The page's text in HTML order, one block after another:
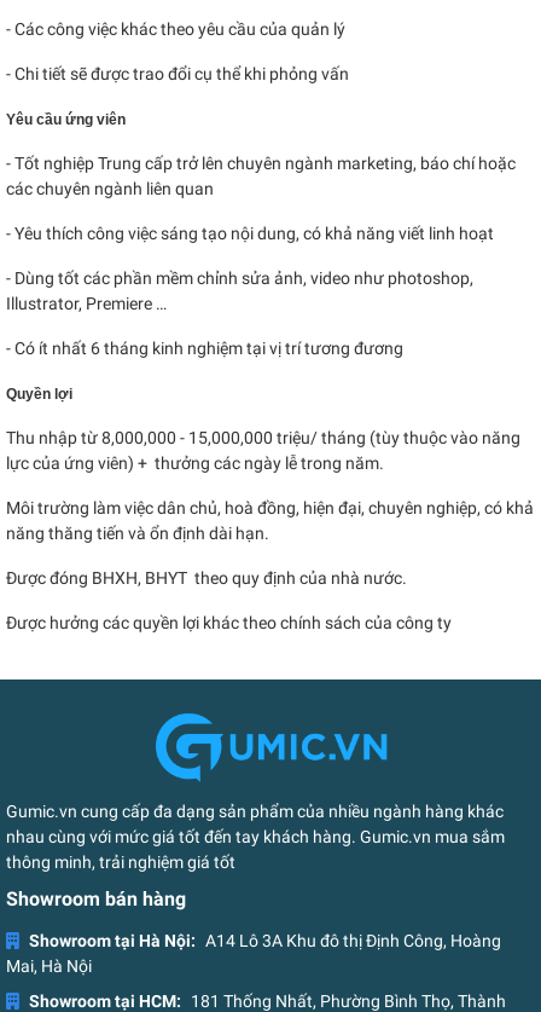
- Các công việc khác theo yêu cầu của quản lý
- Chi tiết sẽ được trao đổi cụ thể khi phỏng vấn
Yêu cầu ứng viên
- Tốt nghiệp Trung cấp trở lên chuyên ngành marketing, báo chí hoặc
các chuyên ngành liên quan
- Yêu thích công việc sáng tạo nội dung, có khả năng viết linh hoạt
- Dùng tốt các phần mềm chỉnh sửa ảnh, video như photoshop,
Illustrator, Premiere …
- Có ít nhất 6 tháng kinh nghiệm tại vị trí tương đương
Quyền lợi
Thu nhập từ 8,000,000 - 15,000,000 triệu/ tháng (tùy thuộc vào năng
lực của ứng viên) + thưởng các ngày lễ trong năm.
Môi trường làm việc dân chủ, hoà đồng, hiện đại, chuyên nghiệp, có khả
năng thăng tiến và ổn định dài hạn.
Được đóng BHXH, BHYT theo quy định của nhà nước.
Được hưởng các quyền lợi khác theo chính sách của công ty
Gumic.vn cung cấp đa dạng sản phẩm của nhiều ngành hàng khác
nhau cùng với mức giá tốt đến tay khách hàng. Gumic.vn mua sắm
thông minh, trải nghiệm giá tốt
Showroom bán hàng
Showroom tại Hà Nội: A14 Lô 3A Khu đô thị Định Công, Hoàng
Mai, Hà Nội
Showroom tại HCM:
181 Thống Nhất, Phường Bình Thọ, Thành